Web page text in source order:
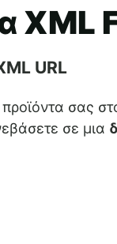
XML
URL
σας
σε μια